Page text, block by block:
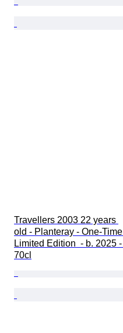
Travellers 2003 22 years
old - Planteray - One-Time
Limited Edition  - b. 2025 -
70cl